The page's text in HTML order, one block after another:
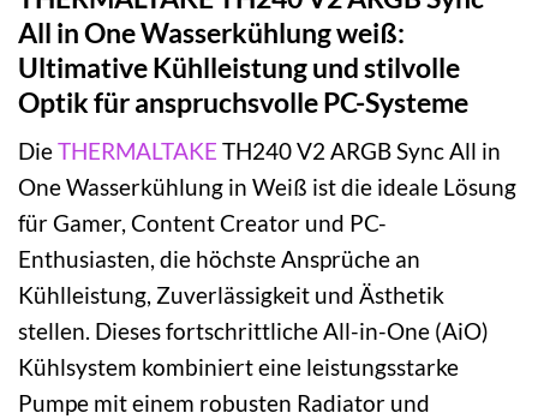
All in One Wasserkühlung weiß:
Ultimative Kühlleistung und stilvolle
Optik für anspruchsvolle PC-Systeme
DieTHERMALTAKE TH240 V2 ARGB Sync All in
One Wasserkühlung in Weiß ist die ideale Lösung
für Gamer, Content Creator und PC-
Enthusiasten, die höchste Ansprüche an
Kühlleistung, Zuverlässigkeit und Ästhetik
stellen. Dieses fortschrittliche All-in-One (AiO)
Kühlsystem kombiniert eine leistungsstarke
Pumpe mit einem robusten Radiator und